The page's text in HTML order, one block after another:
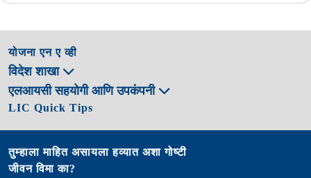
योजना एन ए व्ही
विदेश शाखा
एलआयसी सहयोगी आणि उपकंपनी
LIC Quick Tips
तुम्हाला माहित असायला हव्यात अशा गोष्टी
जीवन विमा का?